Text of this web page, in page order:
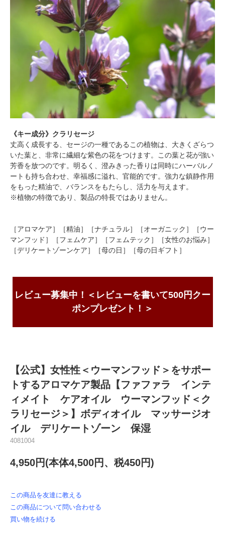
《キー成分》クラリセージ
丈高く成長する、セージの一種であるこの植物は、大きくざらつ
いた葉と、非常に繊細な紫色の花をつけます。この葉と花が強い
芳香を放つのです。明るく、澄みきった香りは同時にハーバルノ
ートも持ち合わせ、幸福感に溢れ、官能的です。強力な鎮静作用
をもった精油で、バランスをもたらし、活力を与えます。
※植物の特徴であり、製品の特長ではありません。
［アロマケア］［精油］［ナチュラル］［オーガニック］［ウー
マンフッド］［フェムケア］［フェムテック］［女性のお悩み］
［デリケートゾーンケア］［母の日］［母の日ギフト］
レビュー募集中！＜レビューを書いて500円クー
ポンプレゼント！＞
【公式】女性性＜ウーマンフッド＞をサポー
トするアロマケア製品【ファファラ インテ
ィメイト ケアオイル ウーマンフッド＜ク
ラリセージ＞】ボディオイル マッサージオ
イル デリケートゾーン 保湿
4081004
4,950円(本体4,500円、税450円)
この商品を友達に教える
この商品について問い合わせる
買い物を続ける